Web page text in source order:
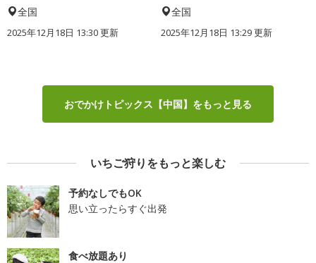
全国
2025年12月18日 13:30 更新
全国
2025年12月18日 13:29 更新
おでかけトピックス【中国】をもっと見る
いちご狩りをもっと楽しむ
予約なしでもOK
思い立ったらすぐ出発
食べ放題あり